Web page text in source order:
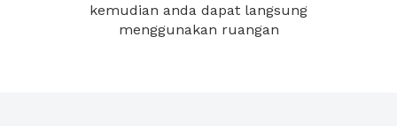
kemudian anda dapat langsung
menggunakan ruangan